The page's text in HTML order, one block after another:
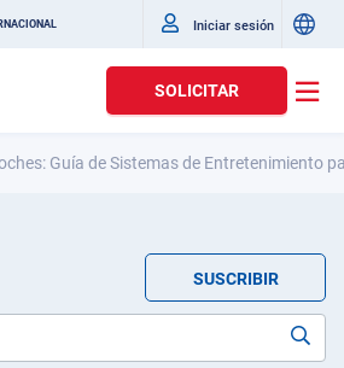
Iniciar sesión
SOLICITAR
Guía de Sistemas de Entretenimiento
SUSCRIBIR